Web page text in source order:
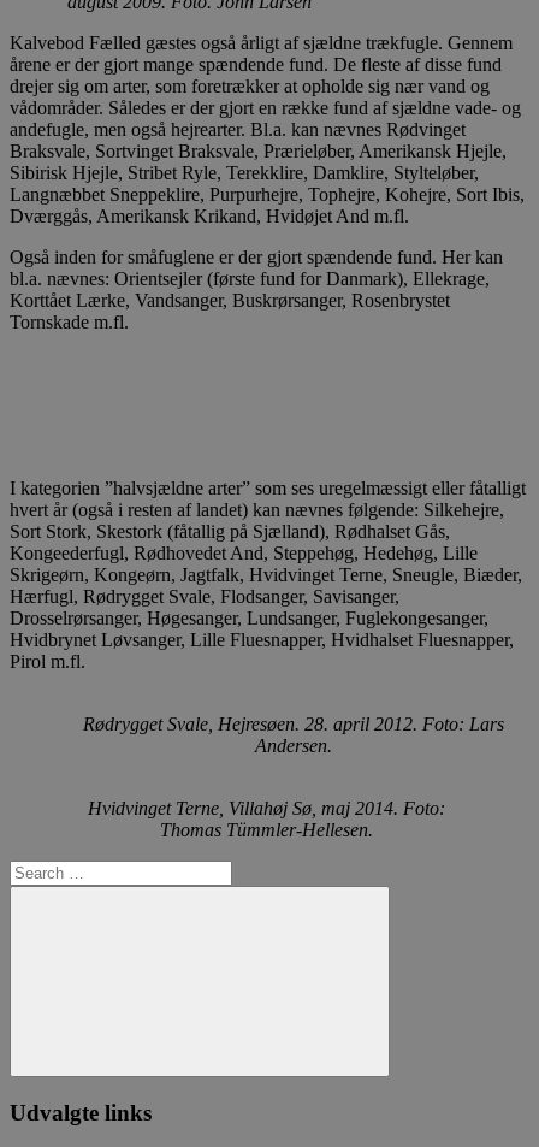
Kalvebod Fælled gæstes også årligt af sjældne trækfugle. Gennem
årene er der gjort mange spændende fund. De fleste af disse fund
drejer sig om arter, som foretrækker at opholde sig nær vand og
vådområder. Således er der gjort en række fund af sjældne vade- og
andefugle, men også hejrearter. Bl.a. kan nævnes Rødvinget
Braksvale, Sortvinget Braksvale, Prærieløber, Amerikansk Hjejle,
Sibirisk Hjejle, Stribet Ryle, Terekklire, Damklire, Stylteløber,
Langnæbbet Sneppeklire, Purpurhejre, Tophejre, Kohejre, Sort Ibis,
Dværggås, Amerikansk Krikand, Hvidøjet And m.fl.
Også inden for småfuglene er der gjort spændende fund. Her kan
bl.a. nævnes: Orientsejler (første fund for Danmark), Ellekrage,
Korttået Lærke, Vandsanger, Buskrørsanger, Rosenbrystet
Tornskade m.fl.
I kategorien ”halvsjældne arter” som ses uregelmæssigt eller fåtalligt
hvert år (også i resten af landet) kan nævnes følgende: Silkehejre,
Sort Stork, Skestork (fåtallig på Sjælland), Rødhalset Gås,
Kongeederfugl, Rødhovedet And, Steppehøg, Hedehøg, Lille
Skrigeørn, Kongeørn, Jagtfalk, Hvidvinget Terne, Sneugle, Biæder,
Hærfugl, Rødrygget Svale, Flodsanger, Savisanger,
Drosselrørsanger, Høgesanger, Lundsanger, Fuglekongesanger,
Hvidbrynet Løvsanger, Lille Fluesnapper, Hvidhalset Fluesnapper,
Pirol m.fl.
Rødrygget Svale, Hejresøen. 28. april 2012. Foto: Lars
Andersen.
Hvidvinget Terne, Villahøj Sø, maj 2014. Foto:
Thomas Tümmler-Hellesen.
Search
for:
Search
Udvalgte links